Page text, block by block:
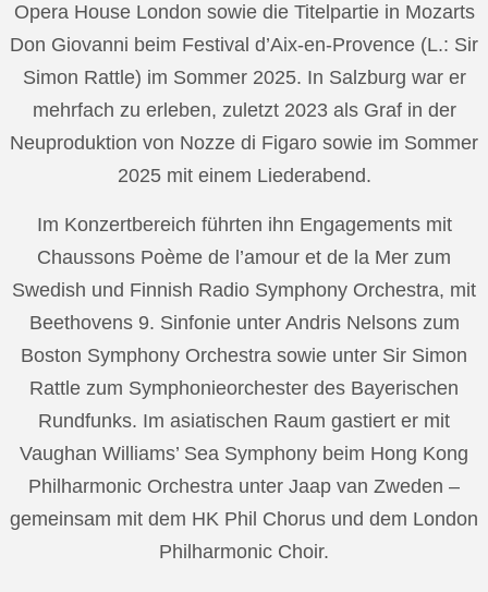
Opera House London sowie die Titelpartie in Mozarts
Don Giovanni beim Festival d’Aix-en-Provence (L.: Sir
Simon Rattle) im Sommer 2025. In Salzburg war er
mehrfach zu erleben, zuletzt 2023 als Graf in der
Neuproduktion von Nozze di Figaro sowie im Sommer
2025 mit einem Liederabend.
Im Konzertbereich führten ihn Engagements mit
Chaussons Poème de l’amour et de la Mer zum
Swedish und Finnish Radio Symphony Orchestra, mit
Beethovens 9. Sinfonie unter Andris Nelsons zum
Boston Symphony Orchestra sowie unter Sir Simon
Rattle zum Symphonieorchester des Bayerischen
Rundfunks. Im asiatischen Raum gastiert er mit
Vaughan Williams’ Sea Symphony beim Hong Kong
Philharmonic Orchestra unter Jaap van Zweden –
gemeinsam mit dem HK Phil Chorus und dem London
Philharmonic Choir.